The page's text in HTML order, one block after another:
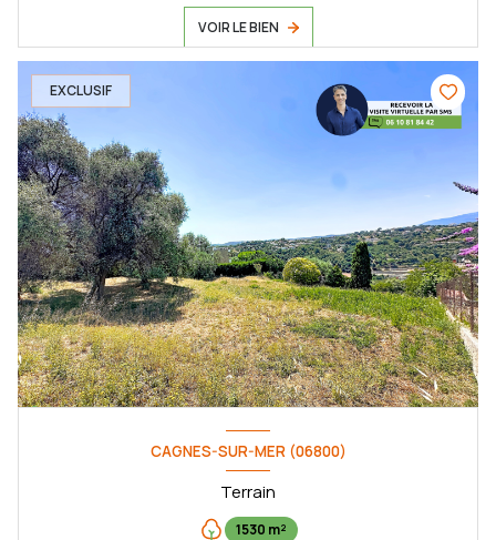
VOIR LE BIEN
EXCLUSIF
CAGNES-SUR-MER (06800)
Terrain
1530 m²